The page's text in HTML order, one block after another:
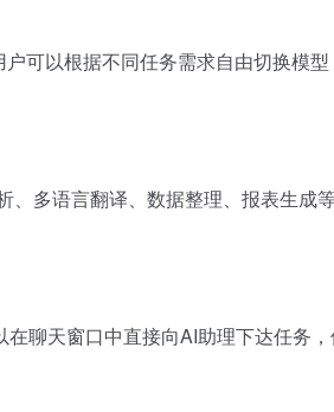
可以根据不同任务需求自由切换模
多语言翻译、数据整理、报表生成
聊天窗口中直接向AI助理下达任务